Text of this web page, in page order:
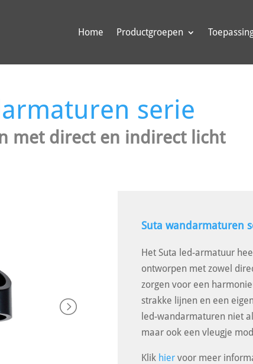
Home Productgroepen
serie
met direct en indirect licht
Suta wandarmaturen
Het Suta led-armatuur
ontworpen met zowel
zorgen voor een
strakke lijnen en een
led-wandarmaturen niet
maar ook een vleugje
Klik hier voor meer